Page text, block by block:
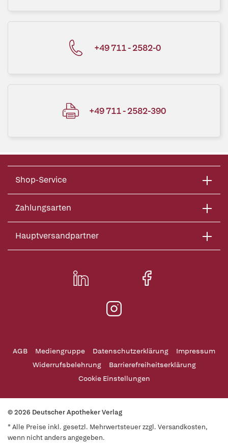
+49 711 - 2582-0
+49 711 - 2582-390
Shop-Service
Zahlungsarten
Hauptversandpartner
AGB Mediengruppe Datenschutzerklärung
Impressum
Widerrufsbelehrung
Barrierefreiheitserklärung
Cookie Einstellungen
© 2026 Deutscher Apotheker Verlag
* Alle Preise inkl. gesetzl. Mehrwertsteuer zzgl. Versandkosten,
wenn nicht anders angegeben.